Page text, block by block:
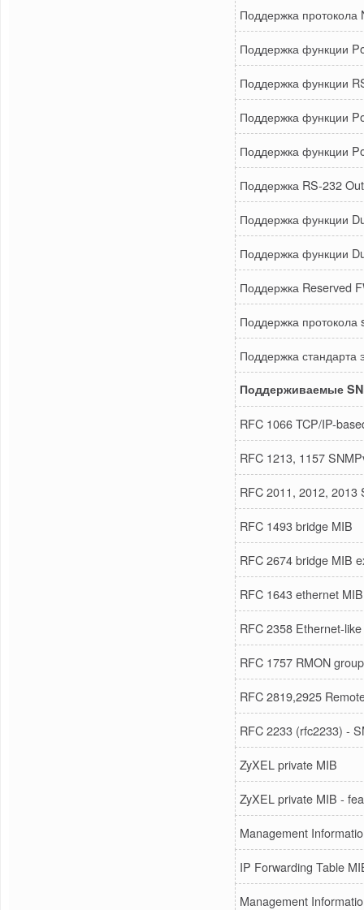
Поддержка протокола
Поддержка функции
Поддержка функции
Поддержка функции
Поддержка функции
Поддержка RS-232
Поддержка функции
Поддержка функции
Поддержка Reserved
Поддержка протокола
Поддержка стандарта
Поддерживаемые
RFC 1066 TCP/IP-
RFC 1213, 1157
RFC 2011, 2012, 2013
RFC 1493 bridge MIB
RFC 2674 bridge MIB
RFC 1643 ethernet MIB
RFC 2358 Ethernet-
RFC 1757 RMON
RFC 2819,2925
RFC 2233 (rfc2233) -
ZyXEL private MIB
ZyXEL private MIB -
Management
IP Forwarding Table
Management